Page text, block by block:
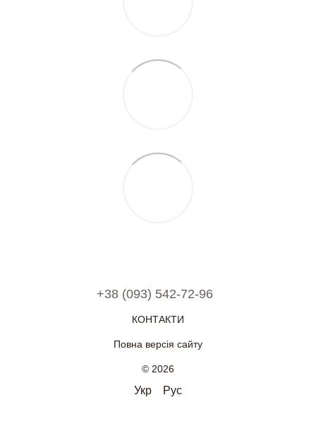
+38 (093) 542-72-96
КОНТАКТИ
Повна версія сайту
© 2026
Укр Рус